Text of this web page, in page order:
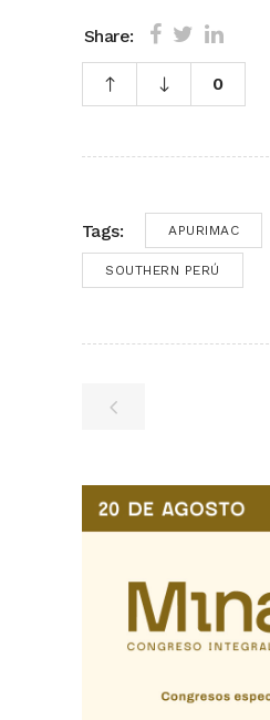
Share:
0
Tags: APURIMAC
SOUTHERN PERÚ